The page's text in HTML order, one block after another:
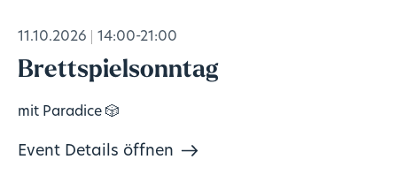
11.10.2026 14:00-21:00
Brettspielsonntag
mit Paradice 🎲
Event Details öffnen